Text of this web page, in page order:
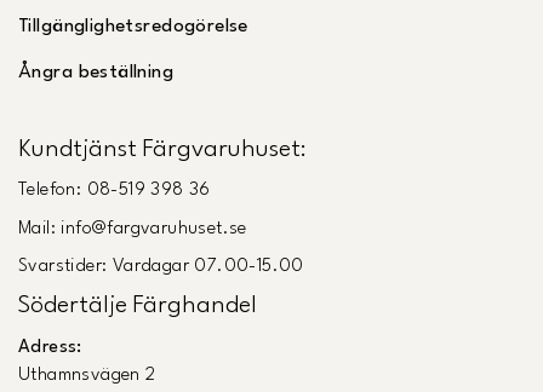
Tillgänglighetsredogörelse
Ångra beställning
Kundtjänst Färgvaruhuset:
Telefon: 08-519 398 36
Mail: info@fargvaruhuset.se
Svarstider: Vardagar 07.00-15.00
Södertälje Färghandel
Adress:
Uthamnsvägen 2